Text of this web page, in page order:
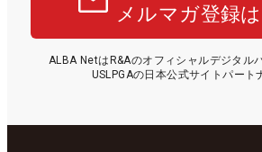
メルマガ登録
ALBA NetはR&Aのオフィシャルデジタル
USLPGAの日本公式サイトパート